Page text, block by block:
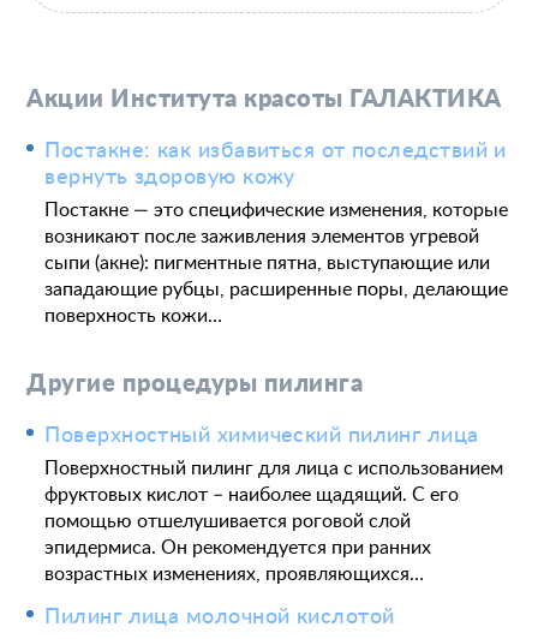
Акции Института красоты ГАЛАКТИКА
Постакне: как избавиться от последствий и
вернуть здоровую кожу
Постакне — это специфические изменения, которые
возникают после заживления элементов угревой
сыпи (акне): пигментные пятна, выступающие или
западающие рубцы, расширенные поры, делающие
поверхность кожи…
Другие процедуры пилинга
Поверхностный химический пилинг лица
Поверхностный пилинг для лица с использованием
фруктовых кислот – наиболее щадящий. С его
помощью отшелушивается роговой слой
эпидермиса. Он рекомендуется при ранних
возрастных изменениях, проявляющихся…
Пилинг лица молочной кислотой